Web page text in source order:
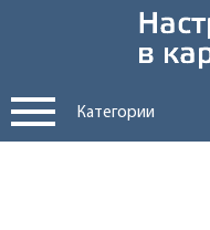
Категории